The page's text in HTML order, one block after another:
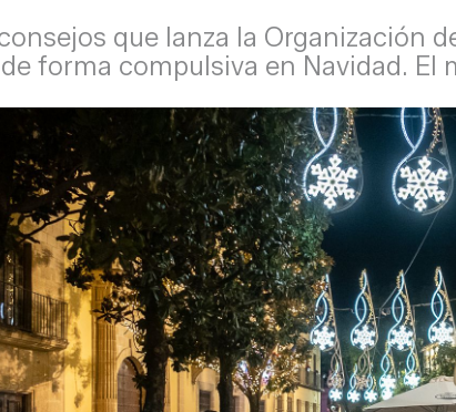
que lanza la Organización
forma compulsiva en Navidad.